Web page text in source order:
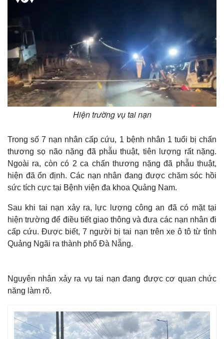
Hiện trường vụ tai nạn
Trong số 7 nạn nhân cấp cứu, 1 bệnh nhân 1 tuổi bị chấn
thương sọ não nặng đã phẫu thuật, tiên lượng rất nặng.
Ngoài ra, còn có 2 ca chấn thương nặng đã phẫu thuật,
hiện đã ổn định. Các nạn nhân đang được chăm sóc hồi
sức tích cực tại Bệnh viện đa khoa Quảng Nam.
Sau khi tai nạn xảy ra, lực lượng công an đã có mặt tại
hiện trường để điều tiết giao thông và đưa các nạn nhân đi
cấp cứu. Được biết, 7 người bị tai nạn trên xe ô tô từ tỉnh
Quảng Ngãi ra thành phố Đà Nẵng.
Nguyên nhân xảy ra vụ tai nạn đang được cơ quan chức
năng làm rõ.